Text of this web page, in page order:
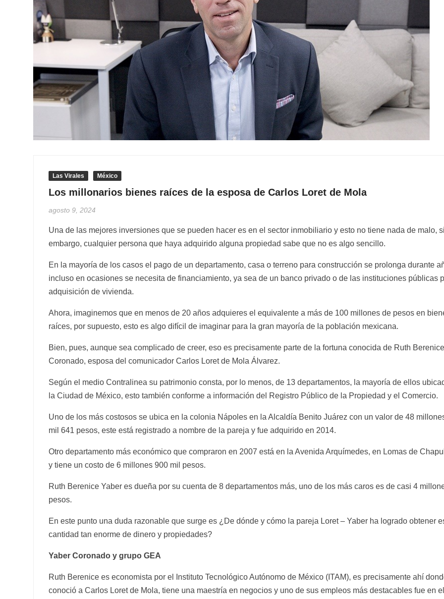
Las Virales México
Los millonarios bienes raíces de la esposa de Carlos Loret de Mola
agosto 9, 2024
Una de las mejores inversiones que se pueden hacer es en el sector inmobiliario y esto no tiene nada de malo,
embargo, cualquier persona que haya adquirido alguna propiedad sabe que no es algo sencillo.
En la mayoría de los casos el pago de un departamento, casa o terreno para construcción se prolonga durante
incluso en ocasiones se necesita de financiamiento, ya sea de un banco privado o de las instituciones públicas
adquisición de vivienda.
Ahora, imaginemos que en menos de 20 años adquieres el equivalente a más de 100 millones de pesos en
raíces, por supuesto, esto es algo difícil de imaginar para la gran mayoría de la población mexicana.
Bien, pues, aunque sea complicado de creer, eso es precisamente parte de la fortuna conocida de Ruth
Coronado, esposa del comunicador Carlos Loret de Mola Álvarez.
Según el medio Contralinea su patrimonio consta, por lo menos, de 13 departamentos, la mayoría de ellos
la Ciudad de México, esto también conforme a información del Registro Público de la Propiedad y el Comercio.
Uno de los más costosos se ubica en la colonia Nápoles en la Alcaldía Benito Juárez con un valor de 48
mil 641 pesos, este está registrado a nombre de la pareja y fue adquirido en 2014.
Otro departamento más económico que compraron en 2007 está en la Avenida Arquímedes, en Lomas de
y tiene un costo de 6 millones 900 mil pesos.
Ruth Berenice Yaber es dueña por su cuenta de 8 departamentos más, uno de los más caros es de casi 4
pesos.
En este punto una duda razonable que surge es ¿De dónde y cómo la pareja Loret – Yaber ha logrado obtener
cantidad tan enorme de dinero y propiedades?
Yaber Coronado y grupo GEA
Ruth Berenice es economista por el Instituto Tecnológico Autónomo de México (ITAM), es precisamente ahí
conoció a Carlos Loret de Mola, tiene una maestría en negocios y uno de sus empleos más destacables fue en el